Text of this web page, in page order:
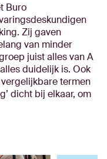
Buro
Zij gaven
van minder
juist alles van A
duidelijk is. Ook
termen
dicht bij elkaar, om